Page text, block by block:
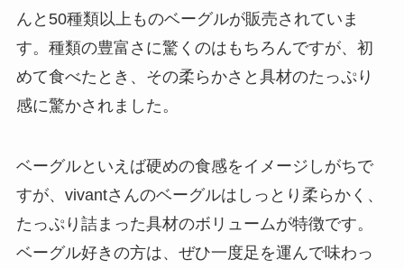
んと50種類以上ものベーグルが販売されていま
す。種類の豊富さに驚くのはもちろんですが、初
めて食べたとき、その柔らかさと具材のたっぷり
感に驚かされました。
ベーグルといえば硬めの食感をイメージしがちで
すが、vivantさんのベーグルはしっとり柔らかく、
たっぷり詰まった具材のボリュームが特徴です。
ベーグル好きの方は、ぜひ一度足を運んで味わっ